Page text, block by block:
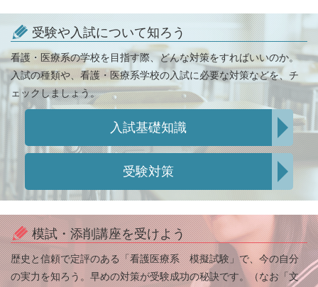
受験や入試について知ろう
看護・医療系の学校を目指す際、どんな対策をすればいいのか。
入試の種類や、看護・医療系学校の入試に必要な対策などを、チ
ェックしましょう。
入試基礎知識
受験対策
模試・添削講座を受けよう
歴史と信頼で定評のある「看護医療系 模擬試験」で、今の自分
の実力を知ろう。早めの対策が受験成功の秘訣です。（なお「文